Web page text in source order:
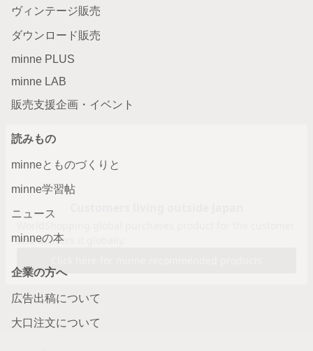
ヴィンテージ販売
ダウンロード販売
minne PLUS
minne LAB
販売支援企画・イベント
読みもの
minneとものづくりと
minne学習帖
ニュース
minneの本
企業の方へ
広告出稿について
大口注文について